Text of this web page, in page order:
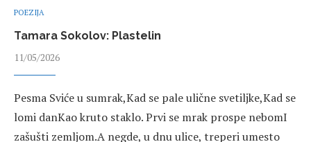
POEZIJA
Tamara Sokolov: Plastelin
11/05/2026
Pesma Sviće u sumrak,Kad se pale ulične svetiljke,Kad se
lomi danKao kruto staklo. Prvi se mrak prospe nebomI
zašušti zemljom.A negde, u dnu ulice, treperi umesto